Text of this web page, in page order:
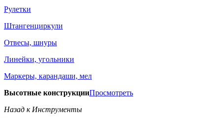
Рулетки
Штангенциркули
Отвесы, шнуры
Линейки, угольники
Маркеры, карандаши, мел
Высотные конструкцииПросмотреть
Назад к Инструменты